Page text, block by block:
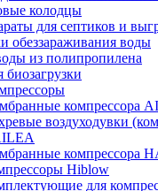
колодцы
для септиков и
обеззараживания воды
из полипропилена
компрессора
воздуходувки
компрессора
Hiblow
для